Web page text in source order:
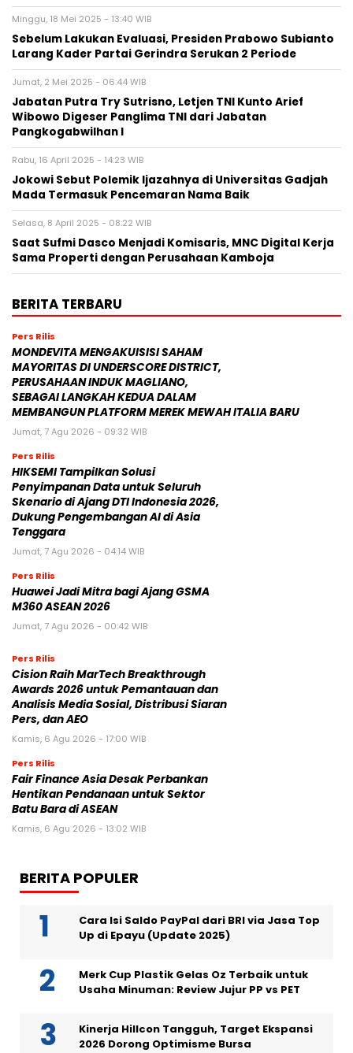
Minggu, 18 Mei 2025 - 13:40 WIB
Sebelum Lakukan Evaluasi, Presiden Prabowo Subianto
Larang Kader Partai Gerindra Serukan 2 Periode
Jumat, 2 Mei 2025 - 06:44 WIB
Jabatan Putra Try Sutrisno, Letjen TNI Kunto Arief
Wibowo Digeser Panglima TNI dari Jabatan
Pangkogabwilhan I
Rabu, 16 April 2025 - 14:23 WIB
Jokowi Sebut Polemik Ijazahnya di Universitas Gadjah
Mada Termasuk Pencemaran Nama Baik
Selasa, 8 April 2025 - 08:22 WIB
Saat Sufmi Dasco Menjadi Komisaris, MNC Digital Kerja
Sama Properti dengan Perusahaan Kamboja
BERITA TERBARU
Pers Rilis
MONDEVITA MENGAKUISISI SAHAM
MAYORITAS DI UNDERSCORE DISTRICT,
PERUSAHAAN INDUK MAGLIANO,
SEBAGAI LANGKAH KEDUA DALAM
MEMBANGUN PLATFORM MEREK MEWAH ITALIA BARU
Jumat, 7 Agu 2026 - 09:32 WIB
Pers Rilis
HIKSEMI Tampilkan Solusi
Penyimpanan Data untuk Seluruh
Skenario di Ajang DTI Indonesia 2026,
Dukung Pengembangan AI di Asia
Tenggara
Jumat, 7 Agu 2026 - 04:14 WIB
Pers Rilis
Huawei Jadi Mitra bagi Ajang GSMA
M360 ASEAN 2026
Jumat, 7 Agu 2026 - 00:42 WIB
Pers Rilis
Cision Raih MarTech Breakthrough
Awards 2026 untuk Pemantauan dan
Analisis Media Sosial, Distribusi Siaran
Pers, dan AEO
Kamis, 6 Agu 2026 - 17:00 WIB
Pers Rilis
Fair Finance Asia Desak Perbankan
Hentikan Pendanaan untuk Sektor
Batu Bara di ASEAN
Kamis, 6 Agu 2026 - 13:02 WIB
BERITA POPULER
Cara Isi Saldo PayPal dari BRI via Jasa Top
Up di Epayu (Update 2025)
Merk Cup Plastik Gelas Oz Terbaik untuk
Usaha Minuman: Review Jujur PP vs PET
Kinerja Hillcon Tangguh, Target Ekspansi
2026 Dorong Optimisme Bursa